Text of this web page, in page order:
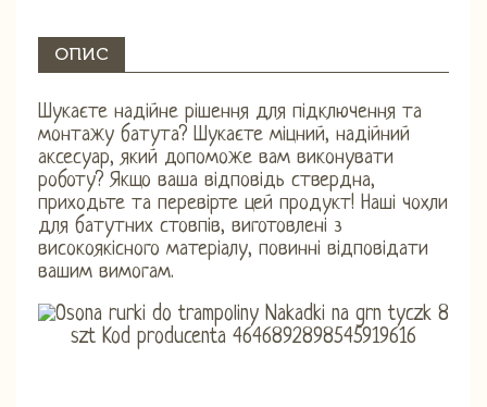
ОПИС
Шукаєте надійне рішення для підключення та
монтажу батута? Шукаєте міцний, надійний
аксесуар, який допоможе вам виконувати
роботу? Якщо ваша відповідь ствердна,
приходьте та перевірте цей продукт! Наші чохли
для батутних стовпів, виготовлені з
високоякісного матеріалу, повинні відповідати
вашим вимогам.